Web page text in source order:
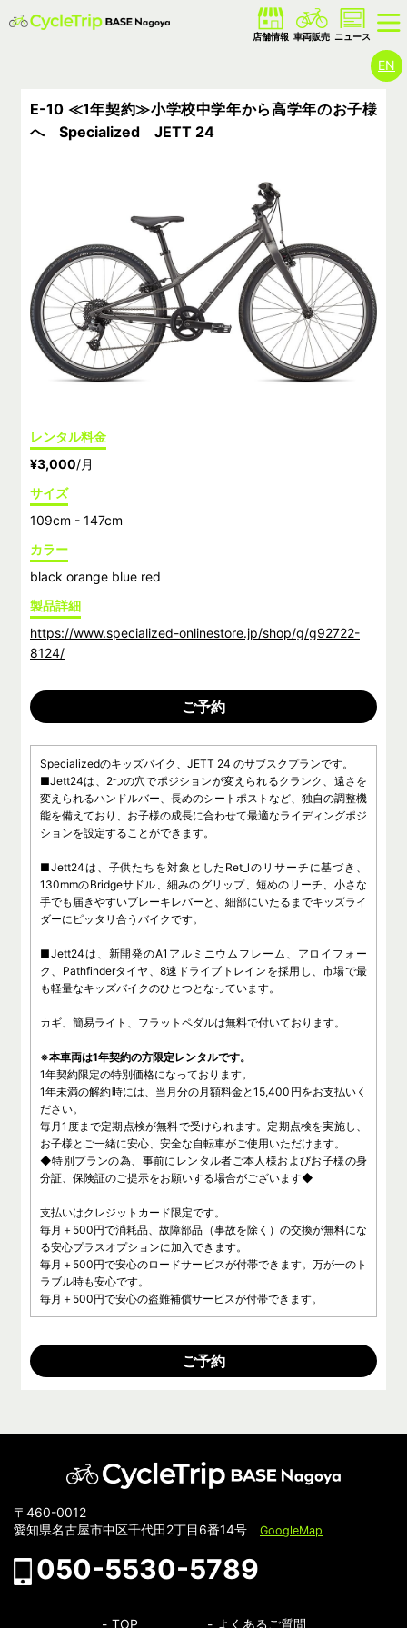
EN
E-10 ≪1年契約≫小学校中学年から高学年のお子様
へ Specialized JETT 24
レンタル料金
¥3,000/月
サイズ
109cm - 147cm
カラー
black orange blue red
製品詳細
https://www.specialized-onlinestore.jp/shop/g/g92722-
8124/
ご予約
Specializedのキッズバイク、JETT 24 のサブスクプランです。
■Jett24は、2つの穴でポジションが変えられるクランク、遠さを
変えられるハンドルバー、長めのシートポストなど、独自の調整機
能を備えており、お子様の成長に合わせて最適なライディングポジ
ションを設定することができます。
■Jett24は、子供たちを対象としたRet_lのリサーチに基づき、
130mmのBridgeサドル、細みのグリップ、短めのリーチ、小さな
手でも届きやすいブレーキレバーと、細部にいたるまでキッズライ
ダーにピッタリ合うバイクです。
■Jett24は、新開発のA1アルミニウムフレーム、アロイフォー
ク、Pathfinderタイヤ、8速ドライブトレインを採用し、市場で最
も軽量なキッズバイクのひとつとなっています。
カギ、簡易ライト、フラットペダルは無料で付いております。
※本車両は1年契約の方限定レンタルです。
1年契約限定の特別価格になっております。
1年未満の解約時には、当月分の月額料金と15,400円をお支払いく
ださい。
毎月1度まで定期点検が無料で受けられます。定期点検を実施し、
お子様とご一緒に安心、安全な自転車がご使用いただけます。
◆特別プランの為、事前にレンタル者ご本人様およびお子様の身
分証、保険証のご提示をお願いする場合がございます◆
支払いはクレジットカード限定です。
毎月＋500円で消耗品、故障部品（事故を除く）の交換が無料にな
る安心プラスオプションに加入できます。
毎月＋500円で安心のロードサービスが付帯できます。万が一のト
ラブル時も安心です。
毎月＋500円で安心の盗難補償サービスが付帯できます。
ご予約
〒460-0012
愛知県名古屋市中区千代田2丁目6番14号 GoogleMap
050-5530-5789
TOP よくあるご質問